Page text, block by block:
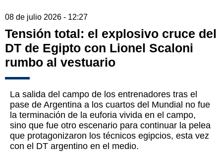
08 de julio 2026 - 12:27
Tensión total: el explosivo cruce del
DT de Egipto con Lionel Scaloni
rumbo al vestuario
La salida del campo de los entrenadores tras el
pase de Argentina a los cuartos del Mundial no fue
la terminación de la euforia vivida en el campo,
sino que fue otro escenario para continuar la pelea
que protagonizaron los técnicos egipcios, esta vez
con el DT argentino en el medio.